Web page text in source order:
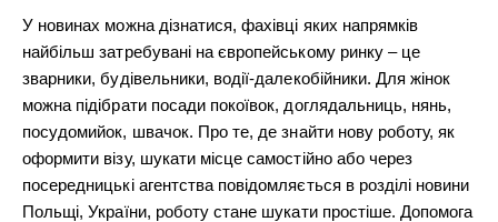
У новинах можна дізнатися, фахівці яких напрямків
найбільш затребувані на європейському ринку – це
зварники, будівельники, водії-далекобійники. Для жінок
можна підібрати посади покоївок, доглядальниць, нянь,
посудомийок, швачок. Про те, де знайти нову роботу, як
оформити візу, шукати місце самостійно або через
посередницькі агентства повідомляється в розділі новини
Польщі, України, роботу стане шукати простіше. Допомога